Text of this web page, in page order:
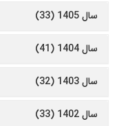
سال 1405 (33)
سال 1404 (41)
سال 1403 (32)
سال 1402 (33)